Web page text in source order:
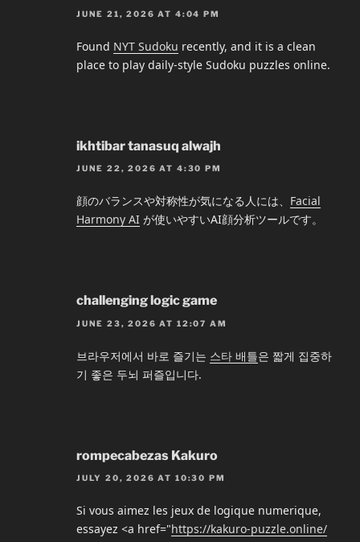
JUNE 21, 2026 AT 4:04 PM
Found NYT Sudoku recently, and it is a clean
place to play daily-style Sudoku puzzles online.
ikhtibar tanasuq alwajh
JUNE 22, 2026 AT 4:30 PM
顔のバランスや対称性が気になる人には、 Facial
Harmony AI が使いやすいAI顔分析ツールです。
challenging logic game
JUNE 23, 2026 AT 12:07 AM
브라우저에서 바로 즐기는 스타 배틀은 짧게 집중하
기 좋은 두뇌 퍼즐입니다.
rompecabezas Kakuro
JULY 20, 2026 AT 10:30 PM
Si vous aimez les jeux de logique numerique,
essayez <a href="https://kakuro-puzzle.online/